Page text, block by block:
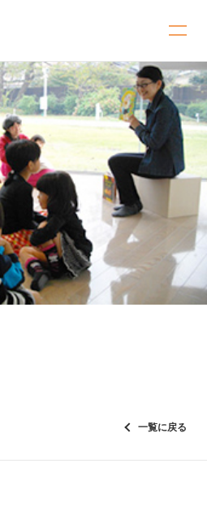
一覧に戻る